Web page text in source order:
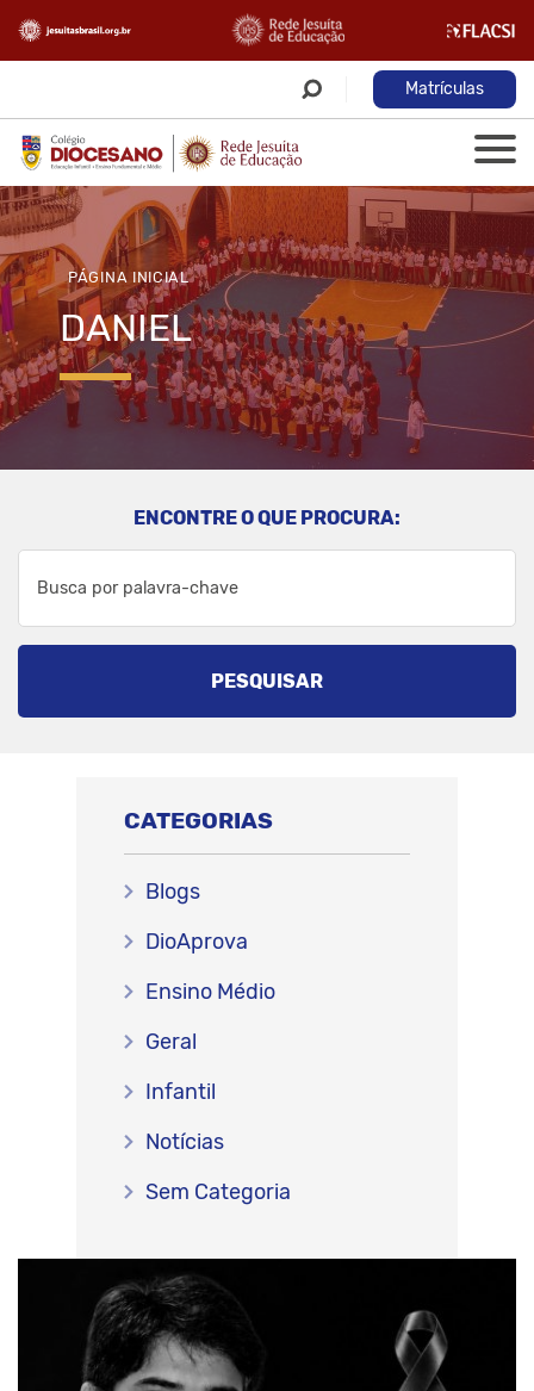
Matrículas
PÁGINA INICIAL
DANIEL
ENCONTRE O QUE PROCURA:
PESQUISAR
CATEGORIAS
Blogs
DioAprova
Ensino Médio
Geral
Infantil
Notícias
Sem Categoria